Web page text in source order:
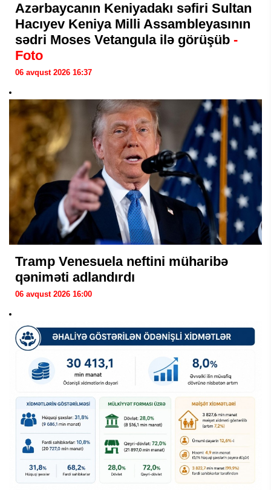
Azərbaycanın Keniyadakı səfiri Sultan
Hacıyev Keniya Milli Assambleyasının
sədri Moses Vetangula ilə görüşüb -
Foto
06 avqust 2026 16:37
Tramp Venesuela neftini müharibə
qəniməti adlandırdı
06 avqust 2026 16:00